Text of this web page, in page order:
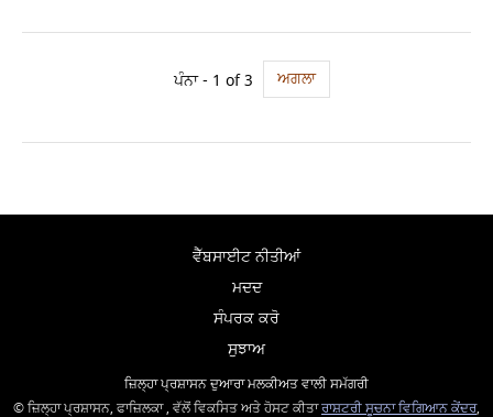
ਪੰਨਾ - 1 of 3 ਅਗਲਾ
ਵੈੱਬਸਾਈਟ ਨੀਤੀਆਂ
ਮਦਦ
ਸੰਪਰਕ ਕਰੋ
ਸੁਝਾਅ
ਜ਼ਿਲ੍ਹਾ ਪ੍ਰਸ਼ਾਸਨ ਦੁਆਰਾ ਮਲਕੀਅਤ ਵਾਲੀ ਸਮੱਗਰੀ
© ਜ਼ਿਲ੍ਹਾ ਪ੍ਰਸ਼ਾਸਨ, ਫਾਜ਼ਿਲਕਾ , ਵੱਲੋਂ ਵਿਕਸਿਤ ਅਤੇ ਹੋਸਟ ਕੀਤਾਰਾਸ਼ਟਰੀ ਸੂਚਨਾ ਵਿਗਿਆਨ ਕੇਂਦਰ,